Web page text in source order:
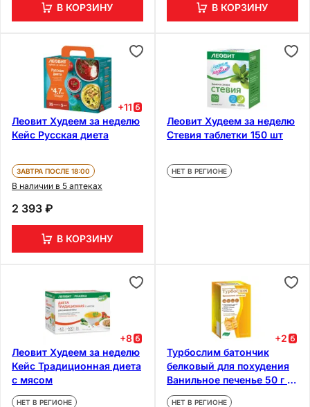
В КОРЗИНУ В КОРЗИНУ
+11
Леовит Худеем за неделю
Кейс Русская диета
ЗАВТРА ПОСЛЕ 18:00
В наличии в 5 аптеках
2 393 ₽
В КОРЗИНУ
Леовит Худеем за неделю
Стевия таблетки 150 шт
НЕТ В РЕГИОНЕ
+8
Леовит Худеем за неделю
Кейс Традиционная диета
с мясом
НЕТ В РЕГИОНЕ
+2
Турбослим батончик
белковый для похудения
Ванильное печенье 50 г 4
шт
НЕТ В РЕГИОНЕ